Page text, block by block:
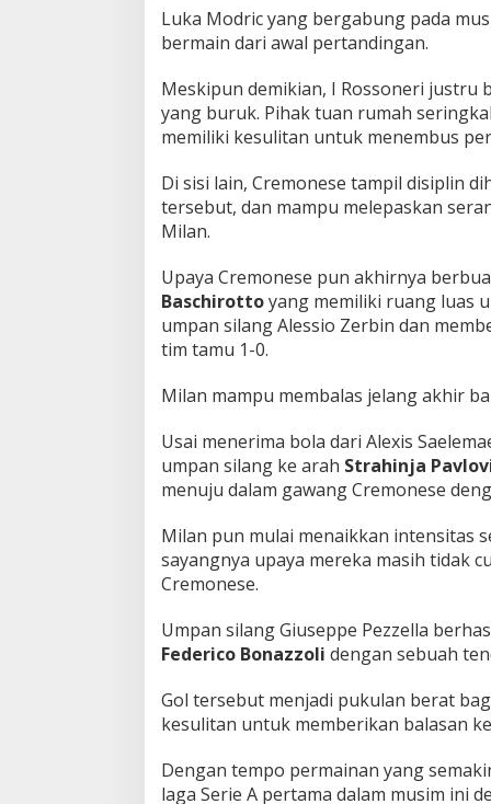
Luka Modric yang bergabung pada
bermain dari awal pertandingan.
Meskipun demikian, I Rossoneri justru
yang buruk. Pihak tuan rumah
memiliki kesulitan untuk menembus
Di sisi lain, Cremonese tampil disiplin
tersebut, dan mampu melepaskan
Milan.
Upaya Cremonese pun akhirnya
Baschirottoyang memiliki ruang luas
umpan silang Alessio Zerbin dan
tim tamu 1-0.
Milan mampu membalas jelang akhir
Usai menerima bola dari Alexis
umpan silang ke arah Strahinja
menuju dalam gawang Cremonese
Milan pun mulai menaikkan intensitas
sayangnya upaya mereka masih tidak
Cremonese.
Umpan silang Giuseppe Pezzella
Federico Bonazzoli dengan sebuah
Gol tersebut menjadi pukulan berat
kesulitan untuk memberikan balasan
Dengan tempo permainan yang
laga Serie A pertama dalam musim ini